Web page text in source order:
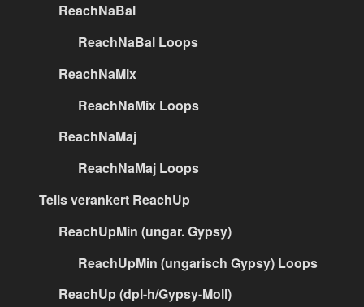
ReachNaBal
ReachNaBal Loops
ReachNaMix
ReachNaMix Loops
ReachNaMaj
ReachNaMaj Loops
Teils verankert ReachUp
ReachUpMin (ungar. Gypsy)
ReachUpMin (ungarisch Gypsy) Loops
ReachUp (dpl-h/Gypsy-Moll)